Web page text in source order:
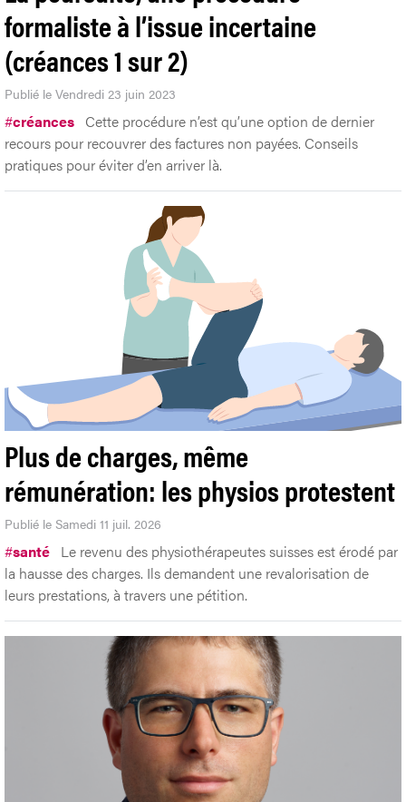
formaliste à l’issue incertaine
(créances 1 sur 2)
Publié le Vendredi 23 juin 2023
#créances Cette procédure n’est qu’une option de dernier
recours pour recouvrer des factures non payées. Conseils
pratiques pour éviter d’en arriver là.
Plus de charges, même
rémunération: les physios protestent
Publié le Samedi 11 juil. 2026
#santé Le revenu des physiothérapeutes suisses est érodé par
la hausse des charges. Ils demandent une revalorisation de
leurs prestations, à travers une pétition.